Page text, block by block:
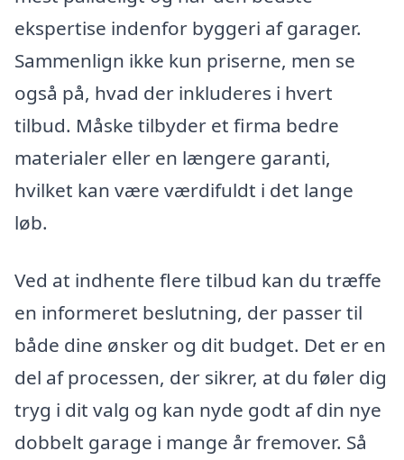
ekspertise indenfor byggeri af garager.
Sammenlign ikke kun priserne, men se
også på, hvad der inkluderes i hvert
tilbud. Måske tilbyder et firma bedre
materialer eller en længere garanti,
hvilket kan være værdifuldt i det lange
løb.
Ved at indhente flere tilbud kan du træffe
en informeret beslutning, der passer til
både dine ønsker og dit budget. Det er en
del af processen, der sikrer, at du føler dig
tryg i dit valg og kan nyde godt af din nye
dobbelt garage i mange år fremover. Så